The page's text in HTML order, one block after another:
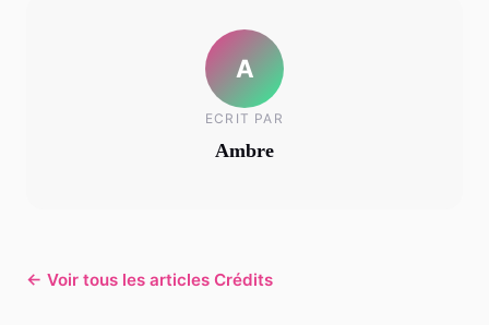
A
ECRIT PAR
Ambre
← Voir tous les articles Crédits